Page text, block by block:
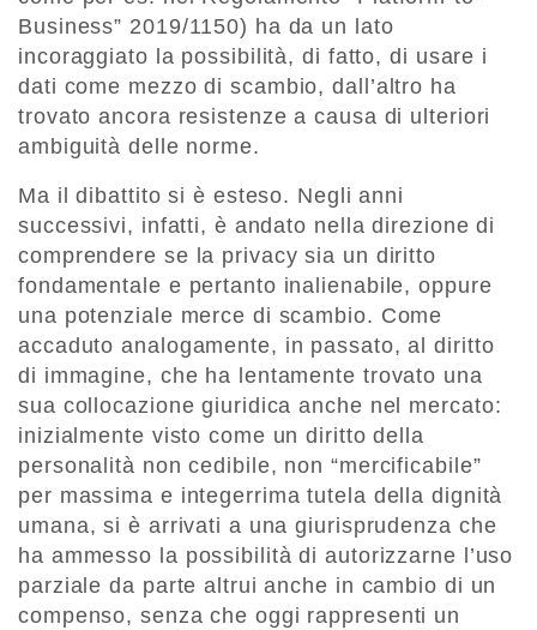
Business” 2019/1150) ha da un lato
incoraggiato la possibilità, di fatto, di usare i
dati come mezzo di scambio, dall’altro ha
trovato ancora resistenze a causa di ulteriori
ambiguità delle norme.
Ma il dibattito si è esteso. Negli anni
successivi, infatti, è andato nella direzione di
comprendere se la privacy sia un diritto
fondamentale e pertanto inalienabile, oppure
una potenziale merce di scambio. Come
accaduto analogamente, in passato, al diritto
di immagine, che ha lentamente trovato una
sua collocazione giuridica anche nel mercato:
inizialmente visto come un diritto della
personalità non cedibile, non “mercificabile”
per massima e integerrima tutela della dignità
umana, si è arrivati a una giurisprudenza che
ha ammesso la possibilità di autorizzarne l’uso
parziale da parte altrui anche in cambio di un
compenso, senza che oggi rappresenti un